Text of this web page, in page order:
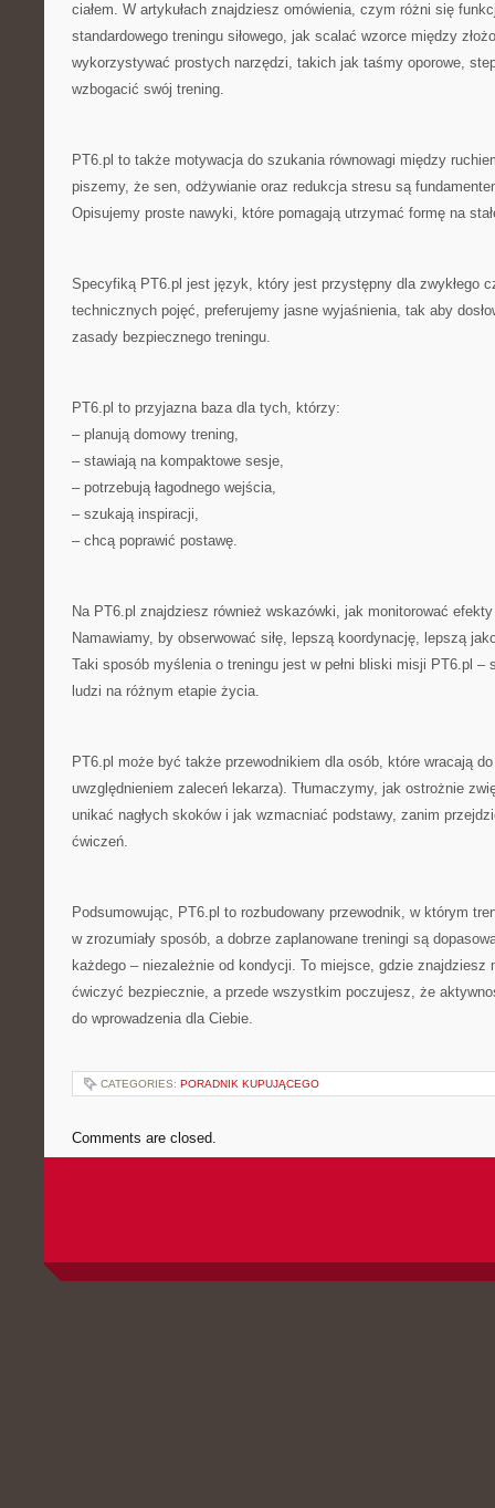
ciałem. W artykułach znajdziesz omówienia, czym różni się
standardowego treningu siłowego, jak scalać wzorce między
wykorzystywać prostych narzędzi, takich jak taśmy oporowe,
wzbogacić swój trening.
PT6.pl to także motywacja do szukania równowagi między
piszemy, że sen, odżywianie oraz redukcja stresu są
Opisujemy proste nawyki, które pomagają utrzymać formę na
Specyfiką PT6.pl jest język, który jest przystępny dla zwykłego
technicznych pojęć, preferujemy jasne wyjaśnienia, tak aby
zasady bezpiecznego treningu.
PT6.pl to przyjazna baza dla tych, którzy:
– planują domowy trening,
– stawiają na kompaktowe sesje,
– potrzebują łagodnego wejścia,
– szukają inspiracji,
– chcą poprawić postawę.
Na PT6.pl znajdziesz również wskazówki, jak monitorować
Namawiamy, by obserwować siłę, lepszą koordynację, lepszą
Taki sposób myślenia o treningu jest w pełni bliski misji PT6.pl –
ludzi na różnym etapie życia.
PT6.pl może być także przewodnikiem dla osób, które wracają
uwzględnieniem zaleceń lekarza). Tłumaczymy, jak ostrożnie
unikać nagłych skoków i jak wzmacniać podstawy, zanim
ćwiczeń.
Podsumowując, PT6.pl to rozbudowany przewodnik, w którym
w zrozumiały sposób, a dobrze zaplanowane treningi są
każdego – niezależnie od kondycji. To miejsce, gdzie znajdziesz
ćwiczyć bezpiecznie, a przede wszystkim poczujesz, że
do wprowadzenia dla Ciebie.
CATEGORIES: PORADNIK KUPUJĄCEGO
Comments are closed.